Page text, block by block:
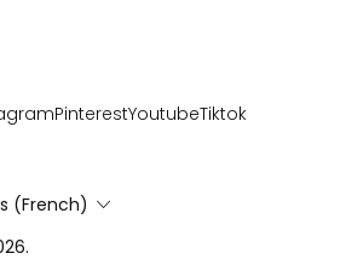
PinterestYoutubeTiktok
(French)